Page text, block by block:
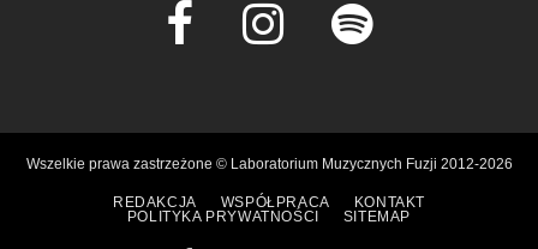
Wszelkie prawa zastrzeżone © Laboratorium Muzycznych Fuzji 2012-2026
REDAKCJA WSPÓŁPRACA
KONTAKT
POLITYKA PRYWATNOŚCI
SITEMAP